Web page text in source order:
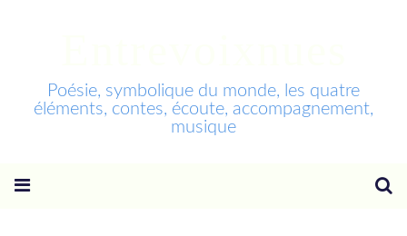
Poésie, symbolique du monde, les quatre
éléments, contes, écoute, accompagnement,
musique